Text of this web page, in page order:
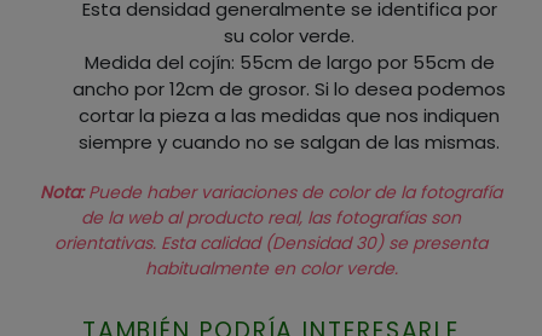
Esta densidad generalmente se identifica por
su color verde.
Medida del cojín: 55cm de largo por 55cm de
ancho por 12cm de grosor. Si lo desea podemos
cortar la pieza a las medidas que nos indiquen
siempre y cuando no se salgan de las mismas.
Nota:Puede haber variaciones de color de la fotografía
de la web al producto real, las fotografías son
orientativas. Esta calidad (Densidad 30) se presenta
habitualmente en color verde.